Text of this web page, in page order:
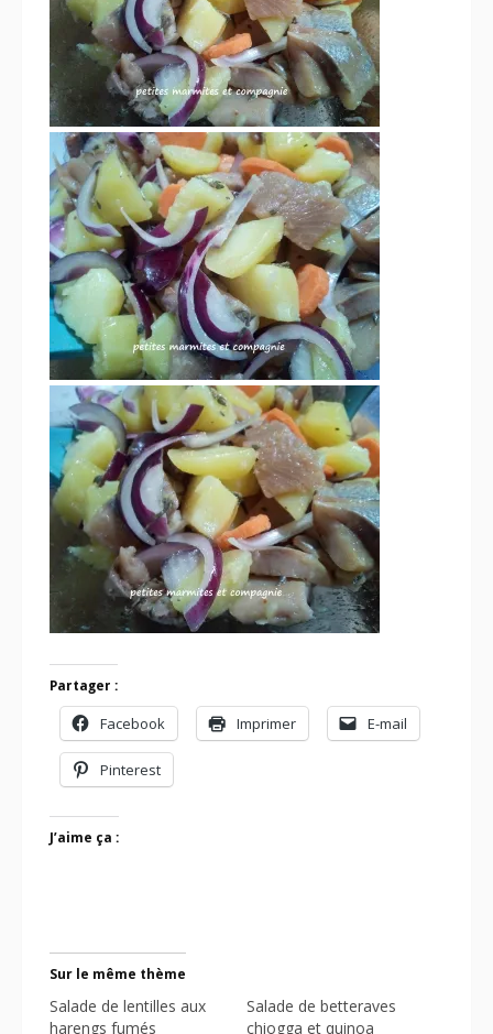
Partager :
Facebook Imprimer E-mail
Pinterest
J’aime ça :
Sur le même thème
Salade de lentilles aux
harengs fumés
Salade de betteraves
chiogga et quinoa